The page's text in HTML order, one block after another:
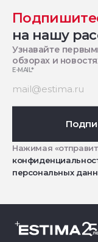
на нашу
Узнавайте
обзорах и
E-MAIL*
Нажимая
персональных